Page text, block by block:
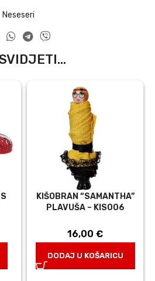
Neseseri
KIŠOBRAN “SAMANTHA”
PLAVUŠA – KIS006
16,00 €
DODAJ U KOŠARICU